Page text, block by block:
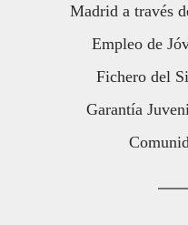
Madrid a través
Empleo de
Fichero del
Garantía